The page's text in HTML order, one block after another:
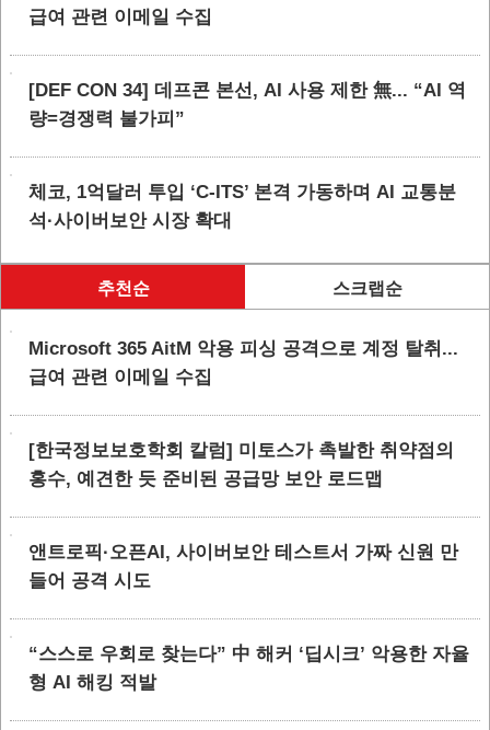
급여 관련 이메일 수집
[DEF CON 34] 데프콘 본선, AI 사용 제한 無... “AI 역
량=경쟁력 불가피”
체코, 1억달러 투입 ‘C-ITS’ 본격 가동하며 AI 교통분
석·사이버보안 시장 확대
추천순 스크랩순
Microsoft 365 AitM 악용 피싱 공격으로 계정 탈취...
급여 관련 이메일 수집
[한국정보보호학회 칼럼] 미토스가 촉발한 취약점의
홍수, 예견한 듯 준비된 공급망 보안 로드맵
앤트로픽·오픈AI, 사이버보안 테스트서 가짜 신원 만
들어 공격 시도
“스스로 우회로 찾는다” 中 해커 ‘딥시크’ 악용한 자율
형 AI 해킹 적발